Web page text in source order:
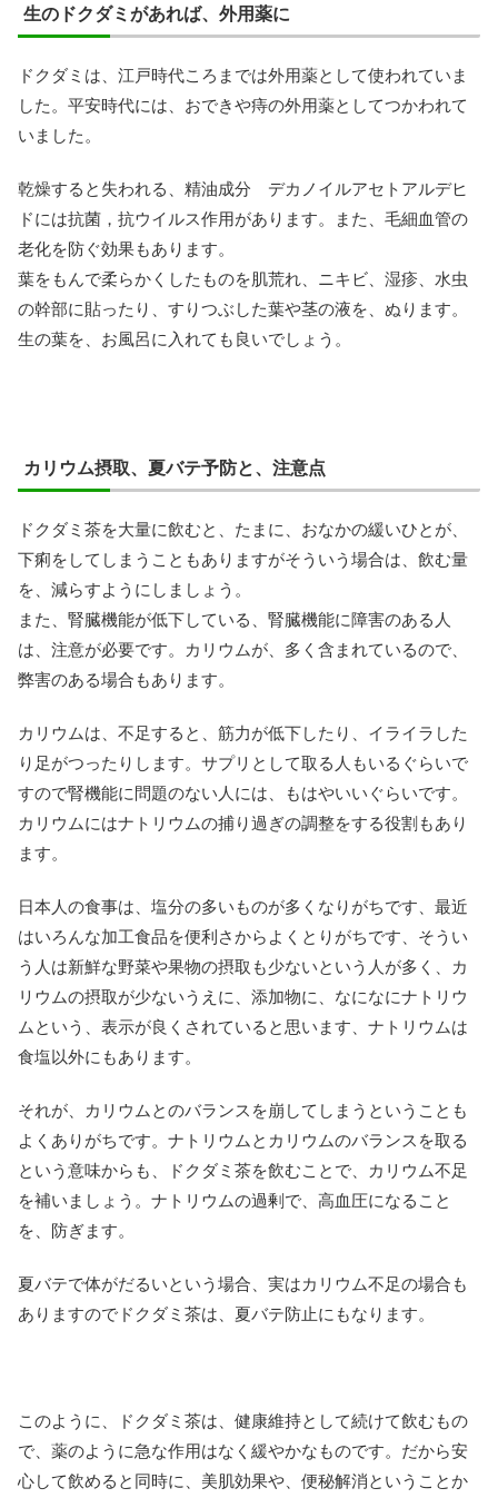
生のドクダミがあれば、外用薬に
ドクダミは、江戸時代ころまでは外用薬として使われていま
した。平安時代には、おできや痔の外用薬としてつかわれて
いました。
乾燥すると失われる、精油成分 デカノイルアセトアルデヒ
ドには抗菌，抗ウイルス作用があります。また、毛細血管の
老化を防ぐ効果もあります。
葉をもんで柔らかくしたものを肌荒れ、ニキビ、湿疹、水虫
の幹部に貼ったり、すりつぶした葉や茎の液を、ぬります。
生の葉を、お風呂に入れても良いでしょう。
カリウム摂取、夏バテ予防と、注意点
ドクダミ茶を大量に飲むと、たまに、おなかの緩いひとが、
下痢をしてしまうこともありますがそういう場合は、飲む量
を、減らすようにしましょう。
また、腎臓機能が低下している、腎臓機能に障害のある人
は、注意が必要です。カリウムが、多く含まれているので、
弊害のある場合もあります。
カリウムは、不足すると、筋力が低下したり、イライラした
り足がつったりします。サプリとして取る人もいるぐらいで
すので腎機能に問題のない人には、もはやいいぐらいです。
カリウムにはナトリウムの捕り過ぎの調整をする役割もあり
ます。
日本人の食事は、塩分の多いものが多くなりがちです、最近
はいろんな加工食品を便利さからよくとりがちです、そうい
う人は新鮮な野菜や果物の摂取も少ないという人が多く、カ
リウムの摂取が少ないうえに、添加物に、なになにナトリウ
ムという、表示が良くされていると思います、ナトリウムは
食塩以外にもあります。
それが、カリウムとのバランスを崩してしまうということも
よくありがちです。ナトリウムとカリウムのバランスを取る
という意味からも、ドクダミ茶を飲むことで、カリウム不足
を補いましょう。ナトリウムの過剰で、高血圧になること
を、防ぎます。
夏バテで体がだるいという場合、実はカリウム不足の場合も
ありますのでドクダミ茶は、夏バテ防止にもなります。
このように、ドクダミ茶は、健康維持として続けて飲むもの
で、薬のように急な作用はなく緩やかなものです。だから安
心して飲めると同時に、美肌効果や、便秘解消ということか